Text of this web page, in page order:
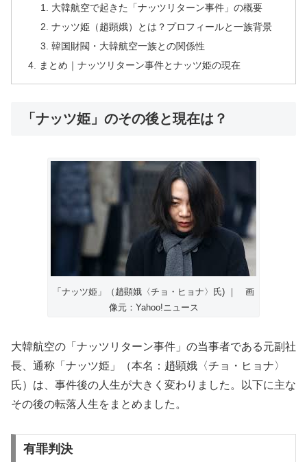
大韓航空で起きた「ナッツリターン事件」の概要
ナッツ姫（趙顕娥）とは？プロフィールと一族背景
韓国財閥・大韓航空一族との関係性
まとめ｜ナッツリターン事件とナッツ姫の現在
「ナッツ姫」のその後と現在は？
「ナッツ姫」（趙顕娥〈チョ・ヒョナ〉氏) ｜ 画
像元：Yahoo!ニュース
大韓航空の「ナッツリターン事件」の当事者である元副社
長、通称「ナッツ姫」（本名：趙顕娥〈チョ・ヒョナ〉
氏）は、事件後の人生が大きく変わりました。以下に主な
その後の転落人生をまとめました。
有罪判決